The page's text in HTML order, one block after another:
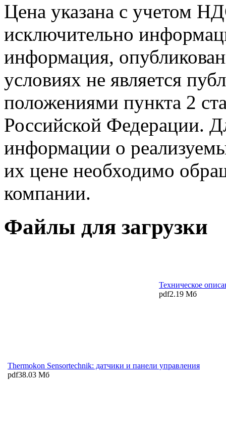
Цена указана с учетом
исключительно
информация,
условиях не является
положениями пункта 2
Российской Федерации.
информации о
их цене необходимо
компании.
Файлы для загрузки
Техническое
pdf2.19 Мб
Thermokon Sensortechnik: датчики и панели управления
pdf38.03 Мб